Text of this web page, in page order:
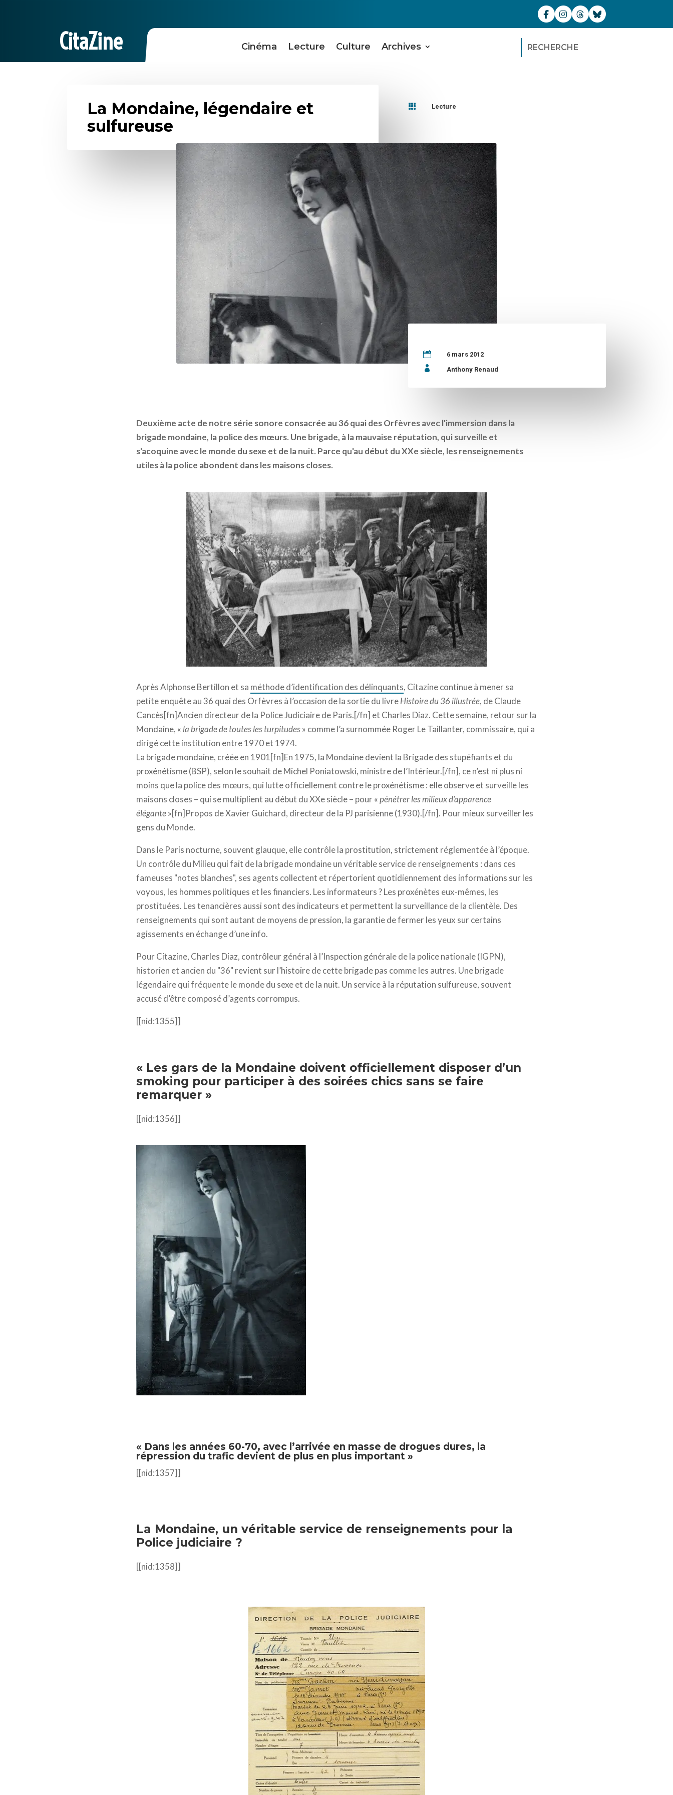
CitaZine Cinéma Lecture Culture Archives RECHERCHE
La Mondaine, légendaire et
sulfureuse
 Lecture
 6 mars 2012
 Anthony Renaud
Deuxième acte de notre série sonore consacrée au 36 quai des Orfèvres avec l'immersion dans la
brigade mondaine, la police des mœurs. Une brigade, à la mauvaise réputation, qui surveille et
s'acoquine avec le monde du sexe et de la nuit. Parce qu'au début du XXe siècle, les renseignements
utiles à la police abondent dans les maisons closes.
Après Alphonse Bertillon et sa méthode d’identification des délinquants, Citazine continue à mener sa
petite enquête au 36 quai des Orfèvres à l’occasion de la sortie du livreHistoire du 36 illustrée, de Claude
Cancès[fn]Ancien directeur de la Police Judiciaire de Paris.[/fn] et Charles Diaz. Cette semaine, retour sur la
Mondaine, « la brigade de toutes les turpitudes» comme l’a surnommée Roger Le Taillanter, commissaire, qui a
dirigé cette institution entre 1970 et 1974.
La brigade mondaine, créée en 1901[fn]En 1975, la Mondaine devient la Brigade des stupéfiants et du
proxénétisme (BSP), selon le souhait de Michel Poniatowski, ministre de l’Intérieur.[/fn], ce n’est ni plus ni
moins que la police des mœurs, qui lutte officiellement contre le proxénétisme : elle observe et surveille les
maisons closes – qui se multiplient au début du XXe siècle – pour «pénétrer les milieux d’apparence
élégante»[fn]Propos de Xavier Guichard, directeur de la PJ parisienne (1930).[/fn]. Pour mieux surveiller les
gens du Monde.
Dans le Paris nocturne, souvent glauque, elle contrôle la prostitution, strictement réglementée à l’époque.
Un contrôle du Milieu qui fait de la brigade mondaine un véritable service de renseignements : dans ces
fameuses "notes blanches", ses agents collectent et répertorient quotidiennement des informations sur les
voyous, les hommes politiques et les financiers. Les informateurs ? Les proxénètes eux-mêmes, les
prostituées. Les tenancières aussi sont des indicateurs et permettent la surveillance de la clientèle. Des
renseignements qui sont autant de moyens de pression, la garantie de fermer les yeux sur certains
agissements en échange d’une info.
Pour Citazine, Charles Diaz, contrôleur général à l’Inspection générale de la police nationale (IGPN),
historien et ancien du "36" revient sur l’histoire de cette brigade pas comme les autres. Une brigade
légendaire qui fréquente le monde du sexe et de la nuit. Un service à la réputation sulfureuse, souvent
accusé d’être composé d’agents corrompus.
[[nid:1355]]
« Les gars de la Mondaine doivent officiellement disposer d’un
smoking pour participer à des soirées chics sans se faire
remarquer »
[[nid:1356]]
« Dans les années 60-70, avec l’arrivée en masse de drogues dures, la
répression du trafic devient de plus en plus important »
[[nid:1357]]
La Mondaine, un véritable service de renseignements pour la
Police judiciaire ?
[[nid:1358]]